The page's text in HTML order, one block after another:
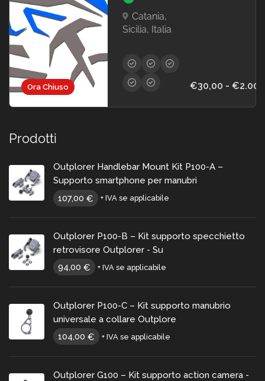
Ora Chiuso
Catania,
Sicilia, Italia
€30,00 -
Prodotti
Outplorer Handlebar Mount Kit P100-A –
Supporto smartphone per manubri
107,00 € + IVA se applicabile
Outplorer P100-B – Kit supporto specchietto
retrovisore Outplorer - Su
94,00 € + IVA se applicabile
Outplorer P100-C – Kit supporto manubrio
universale a collare Outplore
104,00 € + IVA se applicabile
Outplorer G100 – Kit supporto action camera -